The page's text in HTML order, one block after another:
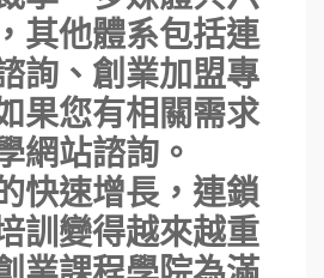
其他體系包括連
詢、創業加盟專
果您有相關需求
網站諮詢。
快速增長，連鎖
訓變得越來越重